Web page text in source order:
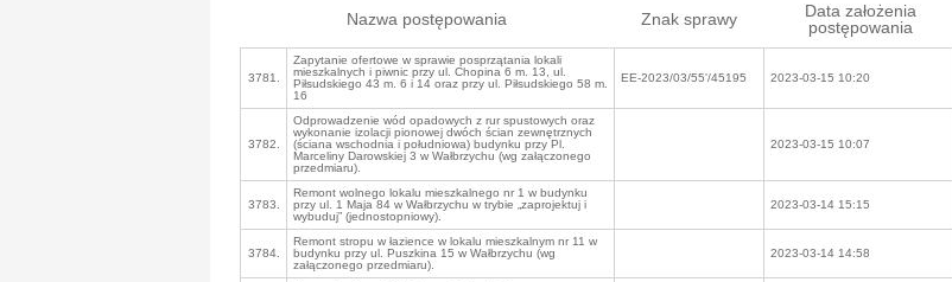
Nazwa postępowania Znak sprawy
Data założenia
postępowania
3781.
Zapytanie ofertowe w sprawie posprzątania lokali
mieszkalnych i piwnic przy ul. Chopina 6 m. 13, ul.
Piłsudskiego 43 m. 6 i 14 oraz przy ul. Piłsudskiego 58 m.
16
EE-2023/03/55'/45195 2023-03-15 10:20
3782.
Odprowadzenie wód opadowych z rur spustowych oraz
wykonanie izolacji pionowej dwóch ścian zewnętrznych
(ściana wschodnia i południowa) budynku przy Pl.
Marceliny Darowskiej 3 w Wałbrzychu (wg załączonego
przedmiaru).
2023-03-15 10:07
3783.
Remont wolnego lokalu mieszkalnego nr 1 w budynku
przy ul. 1 Maja 84 w Wałbrzychu w trybie „zaprojektuj i
wybuduj” (jednostopniowy).
2023-03-14 15:15
3784.
Remont stropu w łazience w lokalu mieszkalnym nr 11 w
budynku przy ul. Puszkina 15 w Wałbrzychu (wg
załączonego przedmiaru).
2023-03-14 14:58